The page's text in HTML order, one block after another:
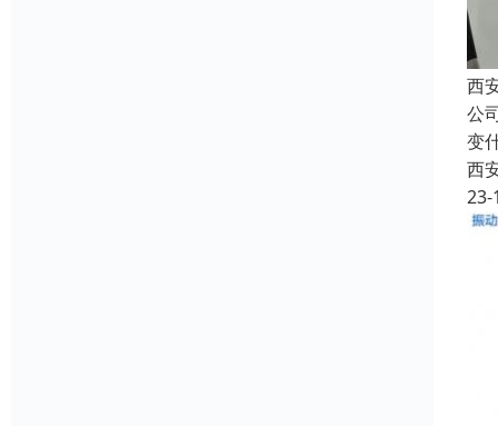
西
公
变
西
23-